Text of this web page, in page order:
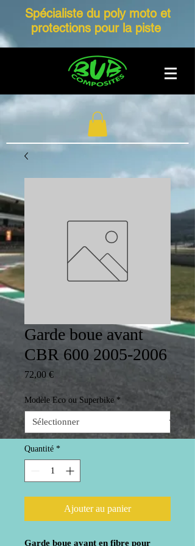
Spécialiste du poly moto et
protections pour la piste
Garde boue avant
CBR 600 2005-2006
72,00 €Prix
Modèle Eco ou Superbike *
Quantité *
Ajouter au panier
Garde boue avant en fibre pour